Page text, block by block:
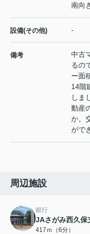
南向
設備(その他) -
備考
中古
るの
ー面
14階
しま
動産
か。
がで
周辺施設
銀行
JAさがみ西久保
417ｍ（6分）